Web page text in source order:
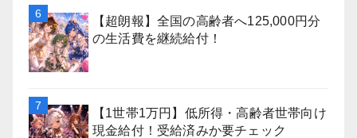
【超朗報】全国の高齢者へ125,000円分
の生活費を継続給付！
【1世帯1万円】低所得・高齢者世帯向け
現金給付！受給済みか要チェック